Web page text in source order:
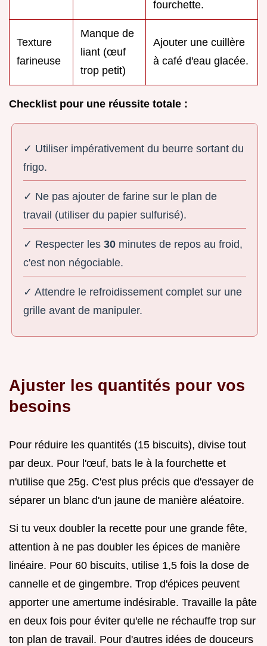
fourchette.
Texture
farineuse
Manque de
liant (œuf
trop petit)
Ajouter une cuillère
à café d'eau glacée.
Checklist pour une réussite totale :
✓ Utiliser impérativement du beurre sortant du
frigo.
✓ Ne pas ajouter de farine sur le plan de
travail (utiliser du papier sulfurisé).
✓ Respecter les30 minutes de repos au froid,
c'est non négociable.
✓ Attendre le refroidissement complet sur une
grille avant de manipuler.
Ajuster les quantités pour vos
besoins
Pour réduire les quantités (15 biscuits), divise tout
par deux. Pour l'œuf, bats le à la fourchette et
n'utilise que 25g. C'est plus précis que d'essayer de
séparer un blanc d'un jaune de manière aléatoire.
Si tu veux doubler la recette pour une grande fête,
attention à ne pas doubler les épices de manière
linéaire. Pour 60 biscuits, utilise 1,5 fois la dose de
cannelle et de gingembre. Trop d'épices peuvent
apporter une amertume indésirable. Travaille la pâte
en deux fois pour éviter qu'elle ne réchauffe trop sur
ton plan de travail. Pour d'autres idées de douceurs